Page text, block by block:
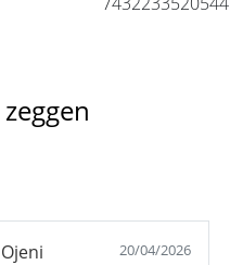
20/04/2026